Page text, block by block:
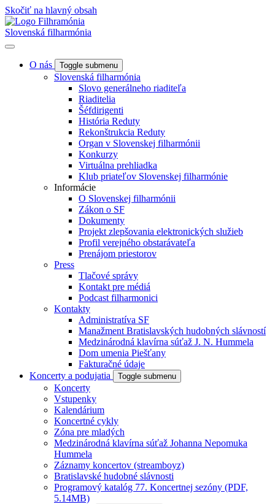
Skočiť na hlavný obsah
Slovenská filharmónia
O nás Toggle submenu
Slovenská filharmónia
Slovo generálneho riaditeľa
Riaditelia
Šéfdirigenti
História Reduty
Rekonštrukcia Reduty
Organ v Slovenskej filharmónii
Konkurzy
Virtuálna prehliadka
Klub priateľov Slovenskej filharmónie
Informácie
O Slovenskej filharmónii
Zákon o SF
Dokumenty
Projekt zlepšovania elektronických služieb
Profil verejného obstarávateľa
Prenájom priestorov
Press
Tlačové správy
Kontakt pre médiá
Podcast filharmonici
Kontakty
Administratíva SF
Manažment Bratislavských hudobných slávností
Medzinárodná klavírna súťaž J. N. Hummela
Dom umenia Piešťany
Fakturačné údaje
Koncerty a podujatia
Toggle submenu
Koncerty
Vstupenky
Kalendárium
Koncertné cykly
Zóna pre mladých
Medzinárodná klavírna súťaž Johanna Nepomuka
Hummela
Záznamy koncertov (streamboyz)
Bratislavské hudobné slávnosti
Programový katalóg 77. Koncertnej sezóny (PDF,
5.14MB)